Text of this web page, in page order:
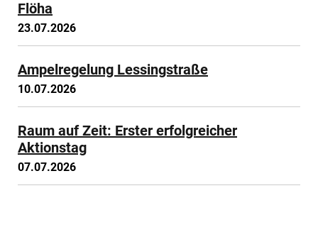
Flöha
23.07.2026
Ampelregelung Lessingstraße
10.07.2026
Raum auf Zeit: Erster erfolgreicher
Aktionstag
07.07.2026